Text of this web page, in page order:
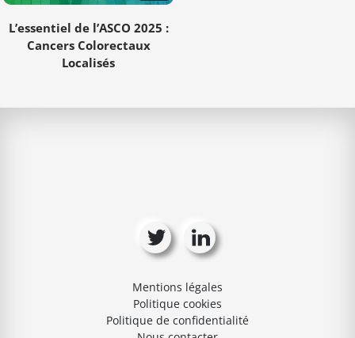
L’essentiel de l’ASCO 2025 :
Cancers Colorectaux
Localisés
Mentions légales
Politique cookies
Politique de confidentialité